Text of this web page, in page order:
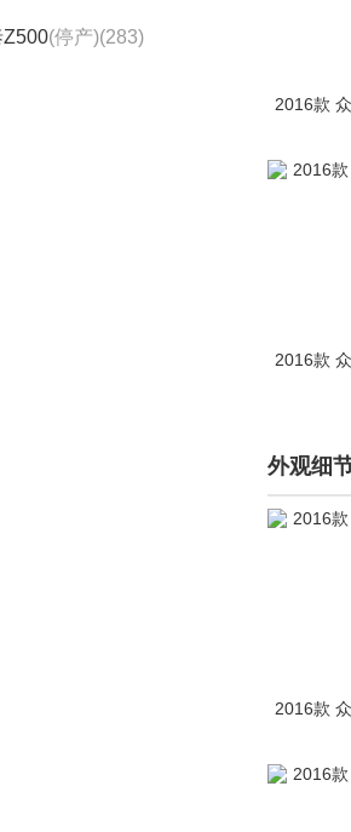
Z500(停产)(283)
2016款
2016款
外观细
2016款